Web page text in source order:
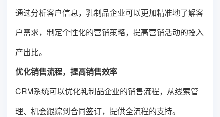
通过分析客户信息，乳制品企业可以更加精准地了解客
户需求，制定个性化的营销策略，提高营销活动的投入
产出比。
优化销售流程，提高销售效率
CRM系统可以优化乳制品企业的销售流程，从线索管
理、机会跟踪到合同签订，提供全流程的支持。